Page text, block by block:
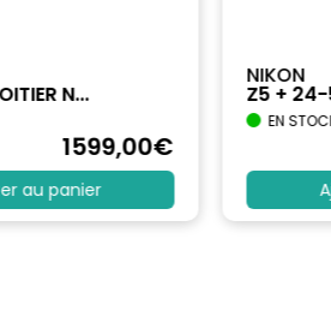
N...
1599,00€
au panier
NIKON
Z5 +
EN